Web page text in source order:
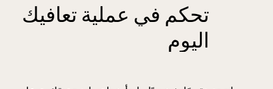
تحكم في عملية تعافيك
اليوم